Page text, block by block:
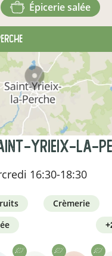
épicerie salée
Yrieix-la-
16:30-18:30
crèmerie